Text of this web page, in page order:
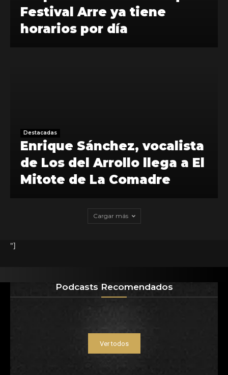
Festival Arre ya tiene
horarios por día
Destacadas
Enrique Sánchez, vocalista
de Los del Arrollo llega a El
Mitote de La Comadre
Cargar más
"]
Podcasts Recomendados
Ver todos